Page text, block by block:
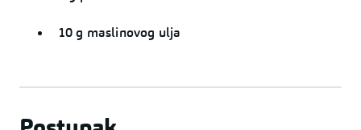
10 g maslinovog ulja